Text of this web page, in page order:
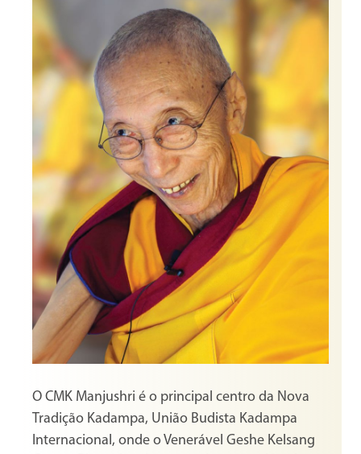
O CMK Manjushri é o principal centro da Nova
Tradição Kadampa, União Budista Kadampa
Internacional, onde o Venerável Geshe Kelsang